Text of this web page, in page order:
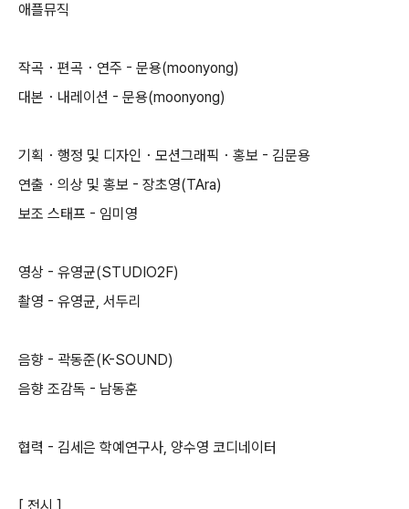
애플뮤직
작곡・편곡・연주 - 문용(moonyong)
대본・내레이션 - 문용(moonyong)
기획・행정 및 디자인・모션그래픽・홍보 - 김문용
연출・의상 및 홍보 - 장초영(TAra)
보조 스태프 - 임미영
영상 - 유영균(STUDIO2F)
촬영 - 유영균, 서두리
음향 - 곽동준(K-SOUND)
음향 조감독 - 남동훈
협력 - 김세은 학예연구사, 양수영 코디네이터